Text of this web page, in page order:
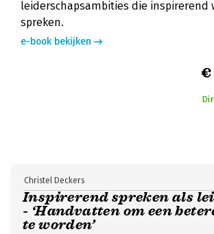
leiderschapsambities die inspirerend
spreken.
e-book bekijken
€
Inspirerend spreken als
- ‘Handvatten om een
te worden’
Christel Deckers